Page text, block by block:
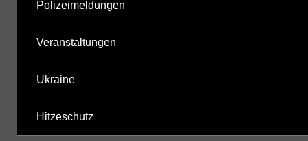
Polizeimeldungen
Veranstaltungen
Ukraine
Hitzeschutz